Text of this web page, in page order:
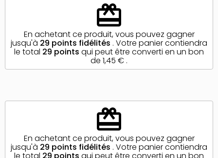
redeem
En achetant ce produit, vous pouvez gagner
jusqu'à 29 points fidélités . Votre panier contiendra
le total 29 points qui peut être converti en un bon
de 1,45 € .
redeem
En achetant ce produit, vous pouvez gagner
jusqu'à 29 points fidélités . Votre panier contiendra